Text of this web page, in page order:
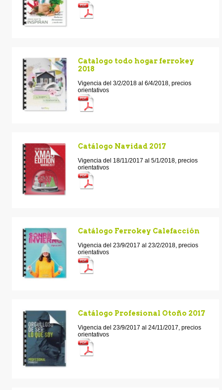
Catalogo todo hogar ferrokey
2018
Vigencia del 3/2/2018 al 6/4/2018, precios
orientativos
Catálogo Navidad 2017
Vigencia del 18/11/2017 al 5/1/2018, precios
orientativos
Catálogo Ferrokey Calefacción
Vigencia del 23/9/2017 al 23/2/2018, precios
orientativos
Catálogo Profesional Otoño 2017
Vigencia del 23/9/2017 al 24/11/2017, precios
orientativos